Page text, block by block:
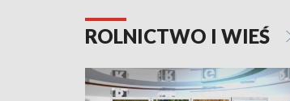
ROLNICTWO I WIEŚ